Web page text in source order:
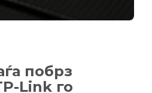
побрз
Link го